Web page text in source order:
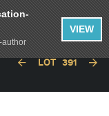
LOT 391
VIEW